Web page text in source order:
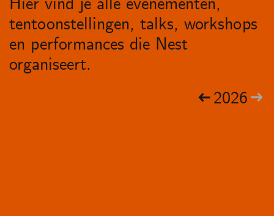
tentoonstellingen, talks, workshops
en performances die Nest
organiseert.
2026